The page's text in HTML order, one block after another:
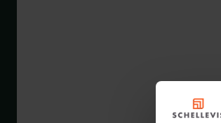
5 CM DICKE